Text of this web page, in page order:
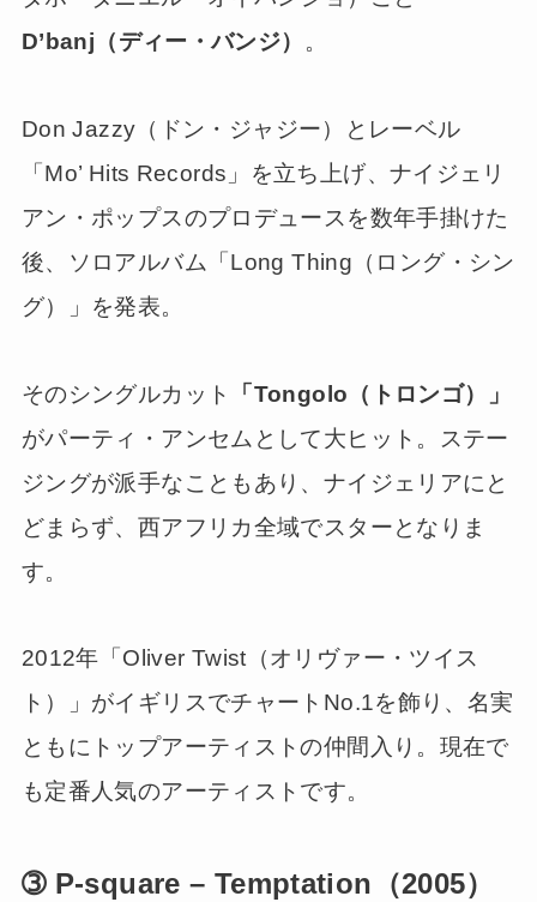
D’banj（ディー・バンジ）
。
Don Jazzy（ドン・ジャジー）とレーベル
「Mo’ Hits Records」を立ち上げ、ナイジェリ
アン・ポップスのプロデュースを数年手掛けた
後、ソロアルバム「Long Thing（ロング・シン
グ）」を発表。
そのシングルカット
「Tongolo（トロンゴ）」
がパーティ・アンセムとして大ヒット。ステー
ジングが派手なこともあり、ナイジェリアにと
どまらず、西アフリカ全域でスターとなりま
す。
2012年「Oliver Twist（オリヴァー・ツイス
ト）」がイギリスでチャートNo.1を飾り、名実
ともにトップアーティストの仲間入り。現在で
も定番人気のアーティストです。
➂ P-square – Temptation（2005）